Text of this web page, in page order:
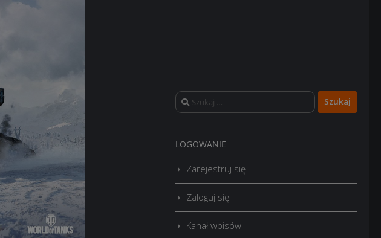
Szukaj:
LOGOWANIE
Zarejestruj się
Zaloguj się
Kanał wpisów